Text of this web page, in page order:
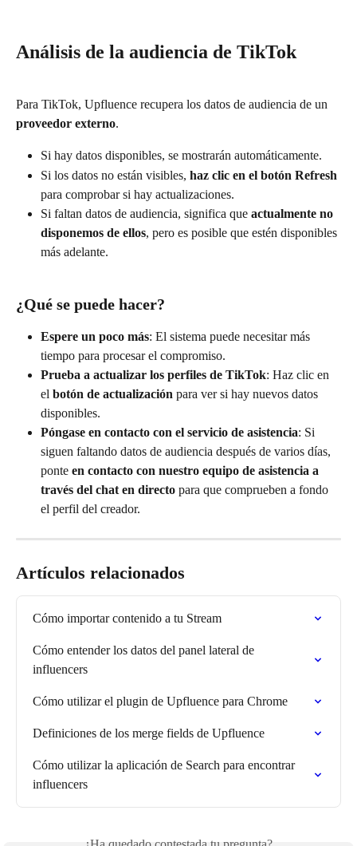
Análisis de la audiencia de TikTok
Para TikTok, Upfluence recupera los datos de audiencia de un
proveedor externo.
Si hay datos disponibles, se mostrarán automáticamente.
Si los datos no están visibles, haz clic en el botón Refresh
para comprobar si hay actualizaciones.
Si faltan datos de audiencia, significa que actualmente no
disponemos de ellos, pero es posible que estén disponibles
más adelante.
¿Qué se puede hacer?
Espere un poco más: El sistema puede necesitar más
tiempo para procesar el compromiso.
Prueba a actualizar los perfiles de TikTok: Haz clic en
el botón de actualización para ver si hay nuevos datos
disponibles.
Póngase en contacto con el servicio de asistencia: Si
siguen faltando datos de audiencia después de varios días,
ponte en contacto con nuestro equipo de asistencia a
través del chat en directo para que comprueben a fondo
el perfil del creador.
Artículos relacionados
Cómo importar contenido a tu Stream
Cómo entender los datos del panel lateral de
influencers
Cómo utilizar el plugin de Upfluence para Chrome
Definiciones de los merge fields de Upfluence
Cómo utilizar la aplicación de Search para encontrar
influencers